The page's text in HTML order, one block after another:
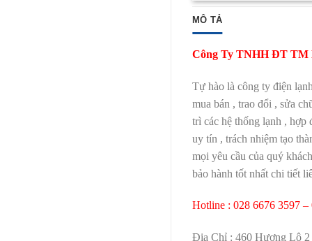
MÔ TẢ
Công Ty TNHH ĐT TM
Tự hào là công ty điện
mua bán , trao đổi , sửa
trì các hệ thống lạnh ,
uy tín , trách nhiệm tạo
mọi yêu cầu của quý
bảo hành tốt nhất chi tiết
Hotline : 028 6676 3597 –
Địa Chỉ : 460 Hương Lộ